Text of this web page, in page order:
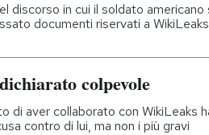
discorso in cui il soldato
documenti riservati a WikiLeaks
colpevole
di aver collaborato con WikiLeaks
contro di lui, ma non i più gravi